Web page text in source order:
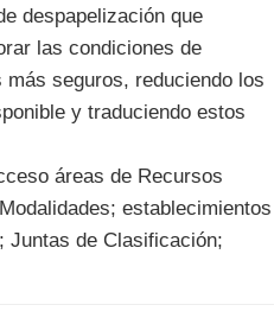
despapelización que
las condiciones de
seguros, reduciendo los
y traduciendo estos
áreas de Recursos
establecimientos
Juntas de Clasificación;